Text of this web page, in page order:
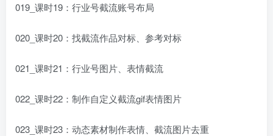
019_课时19：行业号截流账号布局
020_课时20：找截流作品对标、参考对标
021_课时21：行业号图片、表情截流
022_课时22：制作自定义截流gif表情图片
023_课时23：动态素材制作表情、截流图片去重